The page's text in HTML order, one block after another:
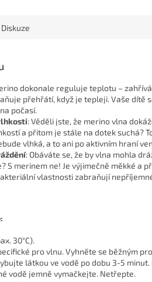
Diskuze
dokonale reguluje teplotu –
přehřátí, když je tepleji. Vaše dítě
počasí.
: Věděli jste, že merino vlna
a přitom je stále na dotek suchá?
vlhká, a to ani po aktivním hraní
: Obáváte se, že by vlna mohla
S merinem ne! Je výjimečně měkké a
vlastnosti zabraňují
30°C).
pro vlnu. Vyhněte se běžným
látkou ve vodě po dobu 3-5
vodě jemně vymačkejte. Netřepte.